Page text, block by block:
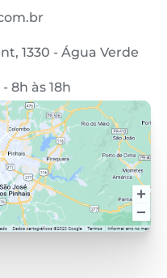
1330 - Água Verde
8h às 18h